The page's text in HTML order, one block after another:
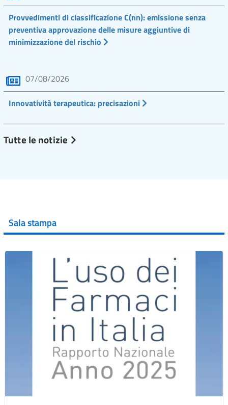
Provvedimenti di classificazione C(nn): emissione senza
preventiva approvazione delle misure aggiuntive di
minimizzazione del rischio
07/08/2026
Innovatività terapeutica: precisazioni
Tutte le notizie
Sala stampa